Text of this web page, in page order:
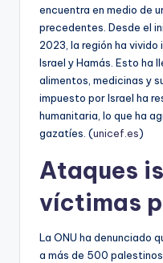
encuentra en medio de
precedentes. Desde el
2023, la región ha
Israel y Hamás. Esto ha
alimentos, medicinas y
impuesto por Israel ha
humanitaria, lo que ha
gazatíes. (unicef.es)
Ataques
víctimas
La ONU ha denunciado
a más de 500